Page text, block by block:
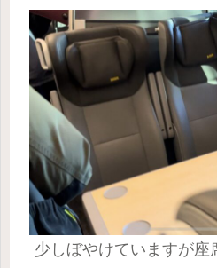
少しぼやけていますが座